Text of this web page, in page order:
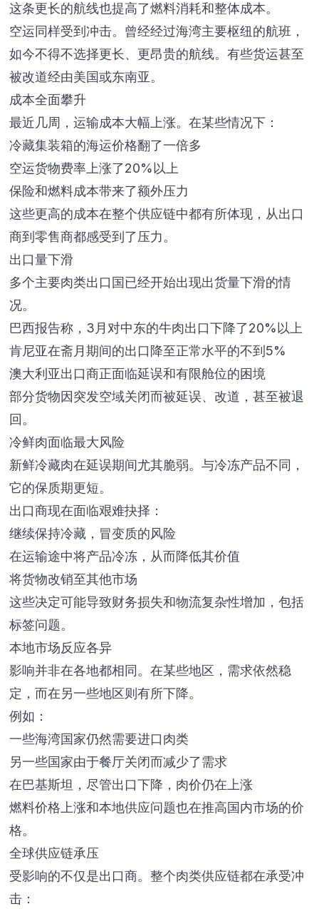
这条更长的航线也提高了燃料消耗和整体成本。
空运同样受到冲击。曾经经过海湾主要枢纽的航班，
如今不得不选择更长、更昂贵的航线。有些货运甚至
被改道经由美国或东南亚。
成本全面攀升
最近几周，运输成本大幅上涨。在某些情况下：
冷藏集装箱的海运价格翻了一倍多
空运货物费率上涨了20%以上
保险和燃料成本带来了额外压力
这些更高的成本在整个供应链中都有所体现，从出口
商到零售商都感受到了压力。
出口量下滑
多个主要肉类出口国已经开始出现出货量下滑的情
况。
巴西报告称，3月对中东的牛肉出口下降了20%以上
肯尼亚在斋月期间的出口降至正常水平的不到5%
澳大利亚出口商正面临延误和有限舱位的困境
部分货物因突发空域关闭而被延误、改道，甚至被退
回。
冷鲜肉面临最大风险
新鲜冷藏肉在延误期间尤其脆弱。与冷冻产品不同，
它的保质期更短。
出口商现在面临艰难抉择：
继续保持冷藏，冒变质的风险
在运输途中将产品冷冻，从而降低其价值
将货物改销至其他市场
这些决定可能导致财务损失和物流复杂性增加，包括
标签问题。
本地市场反应各异
影响并非在各地都相同。在某些地区，需求依然稳
定，而在另一些地区则有所下降。
例如：
一些海湾国家仍然需要进口肉类
另一些国家由于餐厅关闭而减少了需求
在巴基斯坦，尽管出口下降，肉价仍在上涨
燃料价格上涨和本地供应问题也在推高国内市场的价
格。
全球供应链承压
受影响的不仅是出口商。整个肉类供应链都在承受冲
击：